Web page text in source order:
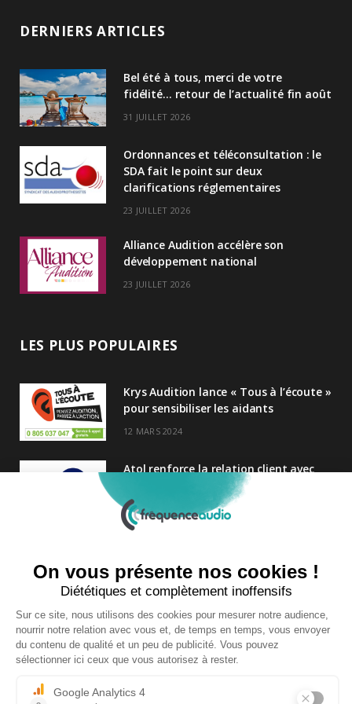
e
n
DERNIERS ARTICLES
Bel été à tous, merci de votre
fidélité… retour de l’actualité fin août
31 JUILLET 2026
Ordonnances et téléconsultation : le
SDA fait le point sur deux
clarifications réglementaires
23 JUILLET 2026
Alliance Audition accélère son
développement national
23 JUILLET 2026
LES PLUS POPULAIRES
Krys Audition lance « Tous à l’écoute »
pour sensibiliser les aidants
12 MARS 2024
Atol renforce la relation client avec
une nouvelle campagne axée sur la
satisfaction
25 FÉVRIER 2025
Audition Conseil
27 MARS 2024